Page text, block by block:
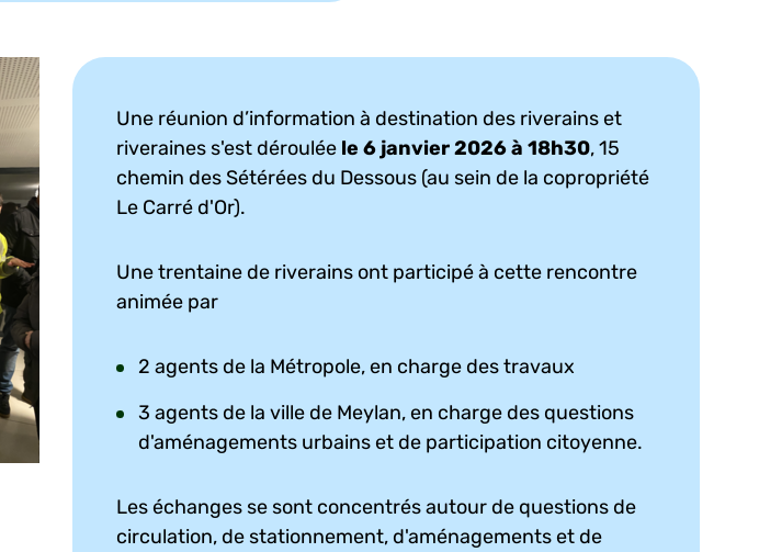
Une réunion d’information à destination des riverains et
riveraines s'est déroulée le 6 janvier 2026 à 18h30, 15
chemin des Sétérées du Dessous (au sein de la copropriété
Le Carré d'Or).
Une trentaine de riverains ont participé à cette rencontre
animée par
2 agents de la Métropole, en charge des travaux
3 agents de la ville de Meylan, en charge des questions
d'aménagements urbains et de participation citoyenne.
Les échanges se sont concentrés autour de questions de
circulation, de stationnement, d'aménagements et de